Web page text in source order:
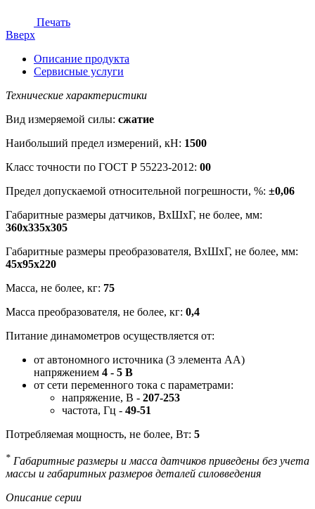
Печать
Вверх
Описание продукта
Сервисные услуги
Технические характеристики
Вид измеряемой силы: сжатие
Наибольший предел измерений, кН: 1500
Класс точности по ГОСТ Р 55223-2012: 00
Предел допускаемой относительной погрешности, %: ±0,06
Габаритные размеры датчиков, ВхШхГ, не более, мм:
360х335х305
Габаритные размеры преобразователя, ВхШхГ, не более, мм:
45х95х220
Масса, не более, кг: 75
Масса преобразователя, не более, кг: 0,4
Питание динамометров осуществляется от:
от автономного источника (3 элемента АА)
напряжением 4 - 5 В
от сети переменного тока с параметрами:
напряжение, В - 207-253
частота, Гц - 49-51
Потребляемая мощность, не более, Вт: 5
* Габаритные размеры и масса датчиков приведены без учета
массы и габаритных размеров деталей силовведения
Описание серии